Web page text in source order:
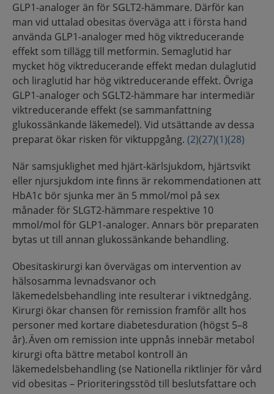
GLP1-analoger än för SGLT2-hämmare. Därför kan
man vid uttalad obesitas överväga att i första hand
använda GLP1-analoger med hög viktreducerande
effekt som tillägg till metformin. Semaglutid har
mycket hög viktreducerande effekt medan dulaglutid
och liraglutid har hög viktreducerande effekt. Övriga
GLP1-analoger och SGLT2-hämmare har intermediär
viktreducerande effekt (se sammanfattning
glukossänkande läkemedel). Vid utsättande av dessa
preparat ökar risken för viktuppgång. (2)(27)(1)(28)
När samsjuklighet med hjärt-kärlsjukdom, hjärtsvikt
eller njursjukdom inte finns är rekommendationen att
HbA1c bör sjunka mer än 5 mmol/mol på sex
månader för SLGT2-hämmare respektive 10
mmol/mol för GLP1-analoger. Annars bör preparaten
bytas ut till annan glukossänkande behandling.
Obesitaskirurgi kan övervägas om intervention av
hälsosamma levnadsvanor och
läkemedelsbehandling inte resulterar i viktnedgång.
Kirurgi ökar chansen för remission framför allt hos
personer med kortare diabetesduration (högst 5–8
år). Även om remission inte uppnås innebär metabol
kirurgi ofta bättre metabol kontroll än
läkemedelsbehandling (se Nationella riktlinjer för vård
vid obesitas – Prioriteringsstöd till beslutsfattare och